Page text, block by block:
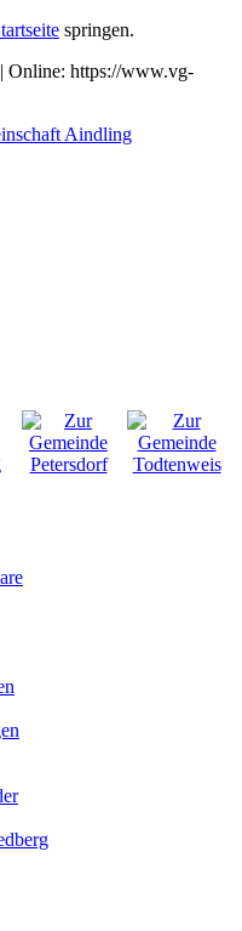
springen.
| Online: https://www.vg-